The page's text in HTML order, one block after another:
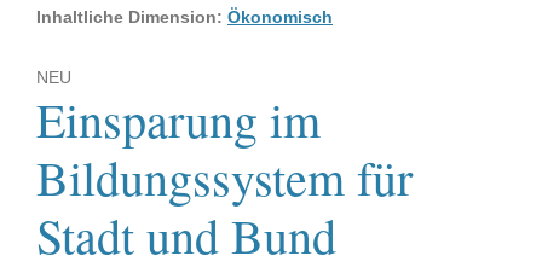
Inhaltliche Dimension: Ökonomisch
NEU
Einsparung im
Bildungssystem für
Stadt und Bund